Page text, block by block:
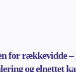
for rækkevidde –
og elnettet